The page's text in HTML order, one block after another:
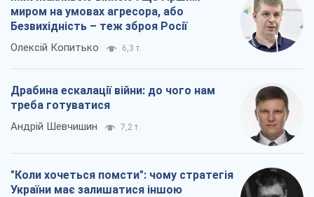
миром на умовах агресора, або
Безвихідність – теж зброя Росії
Олексій Копитько 6,3 т.
Драбина ескалації війни: до чого нам
треба готуватися
Андрій Шевчишин 7,2 т.
"Коли хочеться помсти": чому стратегія
України має залишатися іншою